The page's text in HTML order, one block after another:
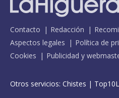
Contacto Redacción
Aspectos legales
Política de
Cookies
Publicidad y
Otros servicios: Chistes |